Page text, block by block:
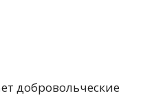
добровольческие